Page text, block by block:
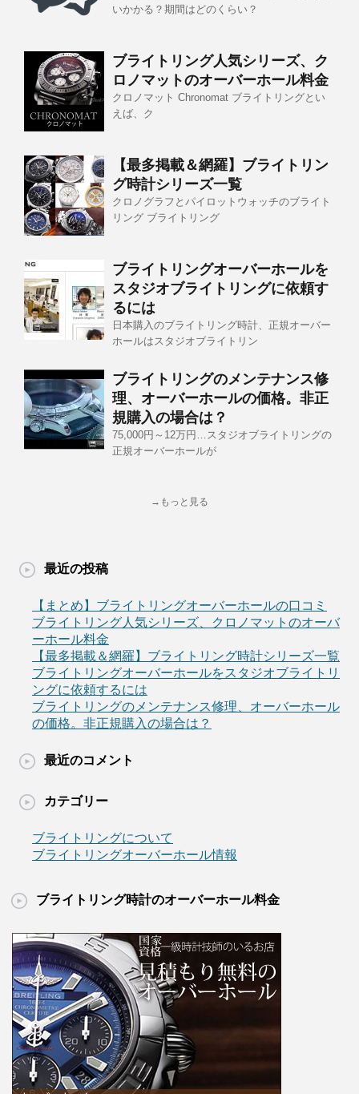
いかかる？期間はどのくらい？
ブライトリング人気シリーズ、ク
ロノマットのオーバーホール料金
クロノマット Chronomat ブライトリングとい
えば、ク
【最多掲載＆網羅】ブライトリン
グ時計シリーズ一覧
クロノグラフとパイロットウォッチのブライト
リング ブライトリング
ブライトリングオーバーホールを
スタジオブライトリングに依頼す
るには
日本購入のブライトリング時計、正規オーバー
ホールはスタジオブライトリン
ブライトリングのメンテナンス修
理、オーバーホールの価格。非正
規購入の場合は？
75,000円～12万円…スタジオブライトリングの
正規オーバーホールが
→もっと見る
最近の投稿
【まとめ】ブライトリングオーバーホールの口コミ
ブライトリング人気シリーズ、クロノマットのオーバ
ーホール料金
【最多掲載＆網羅】ブライトリング時計シリーズ一覧
ブライトリングオーバーホールをスタジオブライトリ
ングに依頼するには
ブライトリングのメンテナンス修理、オーバーホール
の価格。非正規購入の場合は？
最近のコメント
カテゴリー
ブライトリングについて
ブライトリングオーバーホール情報
ブライトリング時計のオーバーホール料金